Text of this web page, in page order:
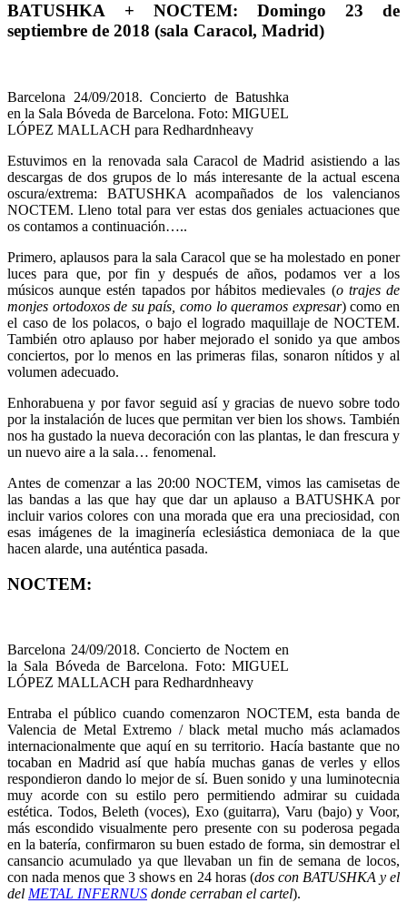
BATUSHKA + NOCTEM: Domingo 23 de
septiembre de 2018 (sala Caracol, Madrid)
Barcelona 24/09/2018. Concierto de Batushka
en la Sala Bóveda de Barcelona. Foto: MIGUEL
LÓPEZ MALLACH para Redhardnheavy
Estuvimos en la renovada sala Caracol de Madrid asistiendo a las
descargas de dos grupos de lo más interesante de la actual escena
oscura/extrema: BATUSHKA acompañados de los valencianos
NOCTEM. Lleno total para ver estas dos geniales actuaciones que
os contamos a continuación…..
Primero, aplausos para la sala Caracol que se ha molestado en poner
luces para que, por fin y después de años, podamos ver a los
músicos aunque estén tapados por hábitos medievales (o trajes de
monjes ortodoxos de su país, como lo queramos expresar) como en
el caso de los polacos, o bajo el logrado maquillaje de NOCTEM.
También otro aplauso por haber mejorado el sonido ya que ambos
conciertos, por lo menos en las primeras filas, sonaron nítidos y al
volumen adecuado.
Enhorabuena y por favor seguid así y gracias de nuevo sobre todo
por la instalación de luces que permitan ver bien los shows. También
nos ha gustado la nueva decoración con las plantas, le dan frescura y
un nuevo aire a la sala… fenomenal.
Antes de comenzar a las 20:00 NOCTEM, vimos las camisetas de
las bandas a las que hay que dar un aplauso a BATUSHKA por
incluir varios colores con una morada que era una preciosidad, con
esas imágenes de la imaginería eclesiástica demoniaca de la que
hacen alarde, una auténtica pasada.
NOCTEM:
Barcelona 24/09/2018. Concierto de Noctem en
la Sala Bóveda de Barcelona. Foto: MIGUEL
LÓPEZ MALLACH para Redhardnheavy
Entraba el público cuando comenzaron NOCTEM, esta banda de
Valencia de Metal Extremo / black metal mucho más aclamados
internacionalmente que aquí en su territorio. Hacía bastante que no
tocaban en Madrid así que había muchas ganas de verles y ellos
respondieron dando lo mejor de sí. Buen sonido y una luminotecnia
muy acorde con su estilo pero permitiendo admirar su cuidada
estética. Todos, Beleth (voces), Exo (guitarra), Varu (bajo) y Voor,
más escondido visualmente pero presente con su poderosa pegada
en la batería, confirmaron su buen estado de forma, sin demostrar el
cansancio acumulado ya que llevaban un fin de semana de locos,
con nada menos que 3 shows en 24 horas (dos con BATUSHKA y el
del METAL INFERNUS donde cerraban el cartel).